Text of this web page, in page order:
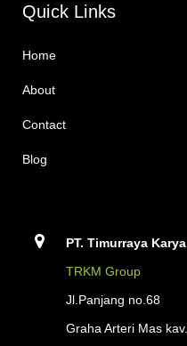
Quick Links
Home
About
Contact
Blog
PT. Timurraya
TRKM Group
Jl.Panjang no.68
Graha Arteri Mas